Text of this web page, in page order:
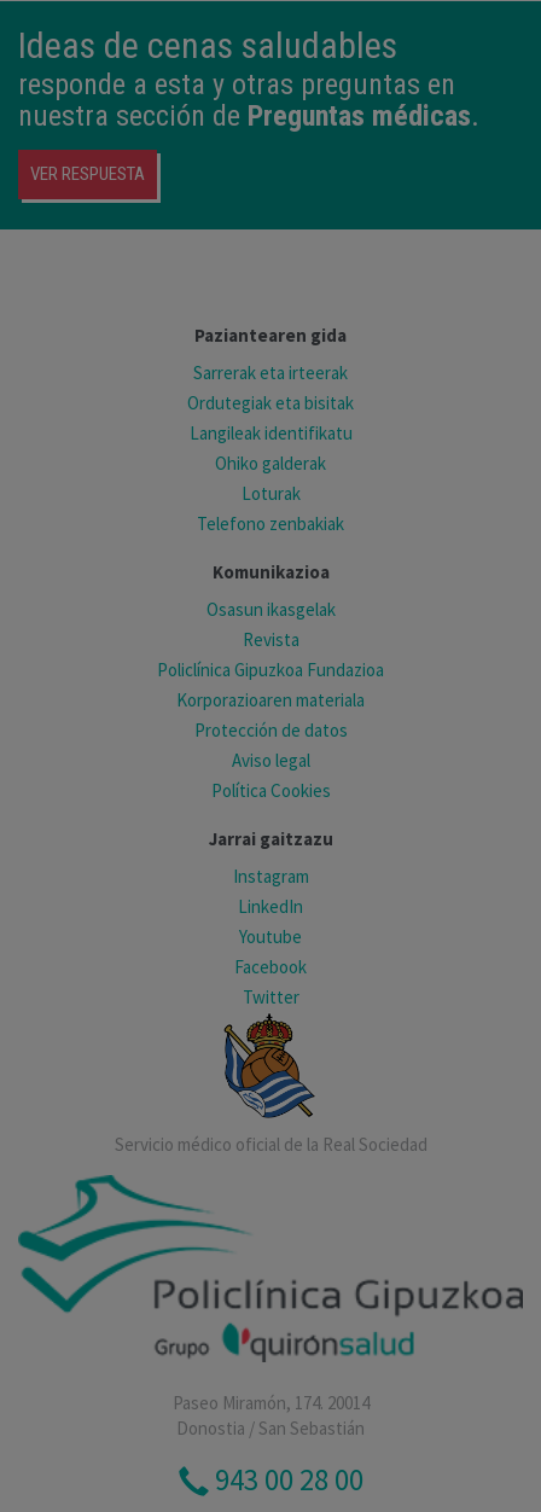
Ideas de cenas saludables
responde a esta y otras preguntas en
nuestra sección de Preguntas médicas.
VER RESPUESTA
Paziantearen gida
Sarrerak eta irteerak
Ordutegiak eta bisitak
Langileak identifikatu
Ohiko galderak
Loturak
Telefono zenbakiak
Komunikazioa
Osasun ikasgelak
Revista
Policlínica Gipuzkoa Fundazioa
Korporazioaren materiala
Protección de datos
Aviso legal
Política Cookies
Jarrai gaitzazu
Instagram
LinkedIn
Youtube
Facebook
Twitter
Servicio médico oficial de la Real Sociedad
Paseo Miramón, 174. 20014
Donostia / San Sebastián
943 00 28 00